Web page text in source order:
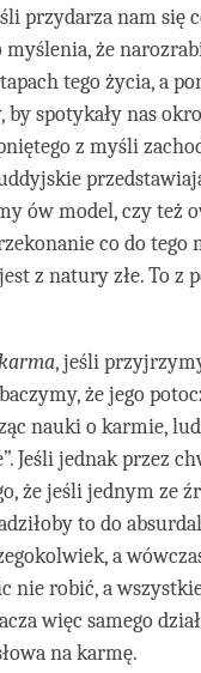
przydarza nam się
myślenia, że
tego życia, a
spotykały nas
z myśli
ów model, czy też
co do tego
z natury złe. To z
, jeśli
że jego
nauki o karmie,
Jeśli jednak przez
że jeśli jednym ze
to do
a
nie robić, a
więc samego
na karmę.